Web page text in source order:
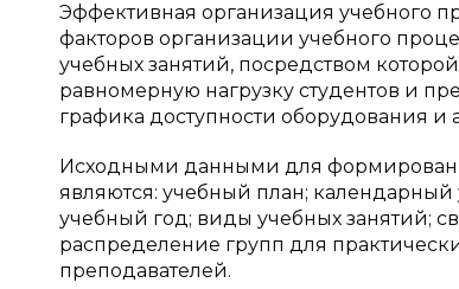
Эффективная организация учебного
факторов организации учебного
учебных занятий, посредством
равномерную нагрузку студентов и
графика доступности оборудования и
Исходными данными для
являются: учебный план;
учебный год; виды учебных занятий;
распределение групп для
преподавателей.